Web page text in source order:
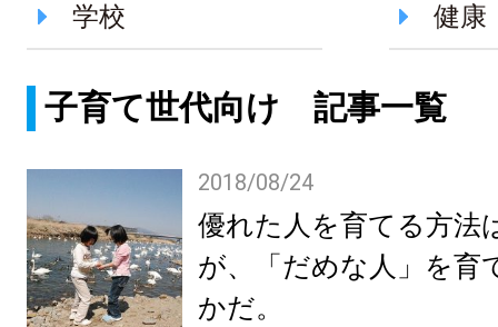
学校 健康
子育て世代向け 記事一覧
2018/08/24
優れた人を育てる方法
が、「だめな人」を育
かだ。